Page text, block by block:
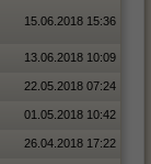
15.06.2018 15:36
13.06.2018 10:09
22.05.2018 07:24
01.05.2018 10:42
26.04.2018 17:22